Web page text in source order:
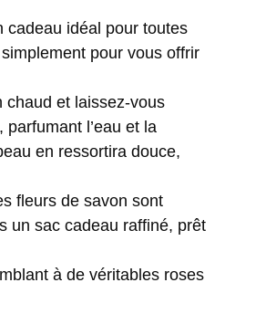
cadeau idéal pour toutes
pour vous offrir
chaud et laissez-vous
l’eau et la
en ressortira douce,
fleurs de savon sont
un sac cadeau raffiné, prêt
à de véritables roses